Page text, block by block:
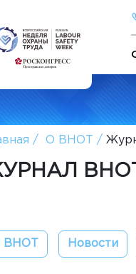
О ВНОТ
ВНОТ
ВНОТ Новости